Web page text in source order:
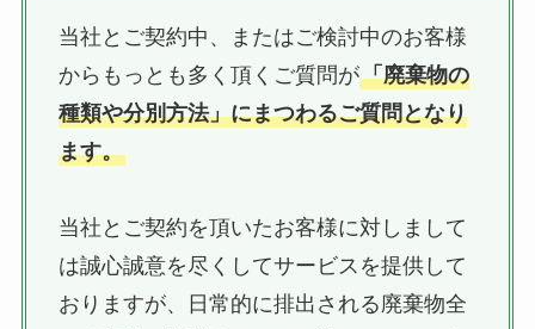
当社とご契約中、またはご検討中のお客様
からもっとも多く頂くご質問が「廃棄物の
種類や分別方法」にまつわるご質問となり
ます。
当社とご契約を頂いたお客様に対しまして
は誠心誠意を尽くしてサービスを提供して
おりますが、日常的に排出される廃棄物全